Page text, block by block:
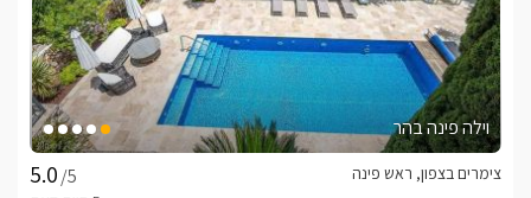
וילה פינה בהר
/5
צימרים בצפון, ראש פינה